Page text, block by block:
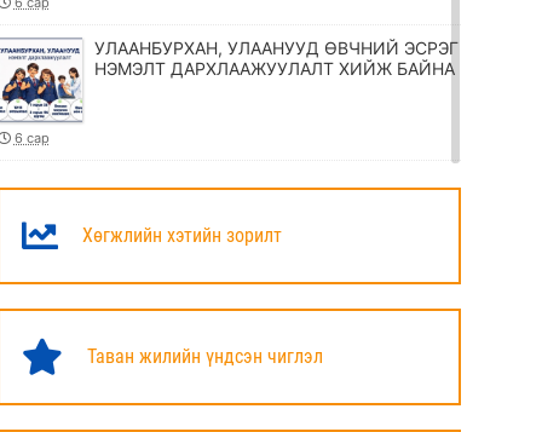
УЛААНБУРХАН, УЛААНУУД ӨВЧНИЙ ЭСРЭГ
НЭМЭЛТ ДАРХЛААЖУУЛАЛТ ХИЙЖ БАЙНА
6 сар
ТӨРИЙН ЖИНХЭНЭ АЛБАН ХААГЧИЙГ
ТУХАЙ ЗАР
ХӨШӨӨНД ЦЭЦЭГ ӨРГӨЛӨӨ
6 сар
Хөгжлийн хэтийн зорилт
Таван жилийн үндсэн чиглэл